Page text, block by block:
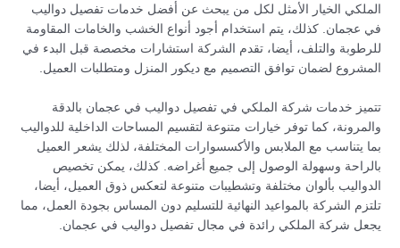
الملكي الخيار الأمثل لكل من يبحث عن أفضل خدمات تفصيل دواليب
في عجمان. كذلك، يتم استخدام أجود أنواع الخشب والخامات المقاومة
للرطوبة والتلف، أيضا، تقدم الشركة استشارات مخصصة قبل البدء في
المشروع لضمان توافق التصميم مع ديكور المنزل ومتطلبات العميل.
تتميز خدمات شركة الملكي في تفصيل دواليب في عجمان بالدقة
والمرونة، كما توفر خيارات متنوعة لتقسيم المساحات الداخلية للدواليب
بما يتناسب مع الملابس والأكسسوارات المختلفة، لذلك يشعر العميل
بالراحة وسهولة الوصول إلى جميع أغراضه. كذلك، يمكن تخصيص
الدواليب بألوان مختلفة وتشطيبات متنوعة لتعكس ذوق العميل، أيضا،
تلتزم الشركة بالمواعيد النهائية للتسليم دون المساس بجودة العمل، مما
يجعل شركة الملكي رائدة في مجال تفصيل دواليب في عجمان.